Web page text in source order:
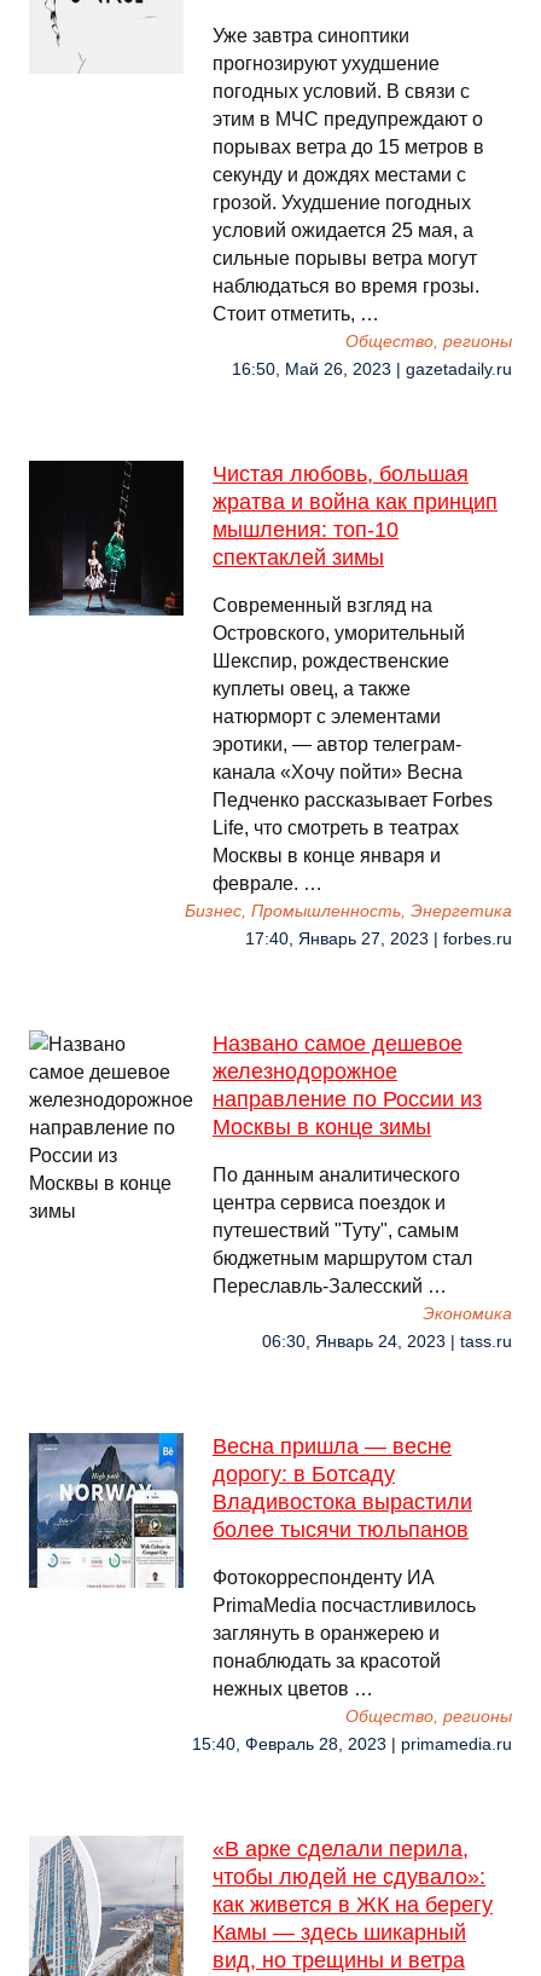
Уже завтра синоптики
прогнозируют ухудшение
погодных условий. В связи с
этим в МЧС предупреждают о
порывах ветра до 15 метров в
секунду и дождях местами с
грозой. Ухудшение погодных
условий ожидается 25 мая, а
сильные порывы ветра могут
наблюдаться во время грозы.
Стоит отметить, …
Общество, регионы
16:50, Май 26, 2023 | gazetadaily.ru
Чистая любовь, большая
жратва и война как принцип
мышления: топ-10
спектаклей зимы
Современный взгляд на
Островского, уморительный
Шекспир, рождественские
куплеты овец, а также
натюрморт с элементами
эротики, — автор телеграм-
канала «Хочу пойти» Весна
Педченко рассказывает Forbes
Life, что смотреть в театрах
Москвы в конце января и
феврале. …
Бизнес, Промышленность, Энергетика
17:40, Январь 27, 2023 | forbes.ru
Названо самое дешевое
железнодорожное
направление по России из
Москвы в конце зимы
По данным аналитического
центра сервиса поездок и
путешествий "Туту", самым
бюджетным маршрутом стал
Переславль-Залесский …
Экономика
06:30, Январь 24, 2023 | tass.ru
Весна пришла — весне
дорогу: в Ботсаду
Владивостока вырастили
более тысячи тюльпанов
Фотокорреспонденту ИА
PrimaMedia посчастливилось
заглянуть в оранжерею и
понаблюдать за красотой
нежных цветов …
Общество, регионы
15:40, Февраль 28, 2023 | primamedia.ru
«В арке сделали перила,
чтобы людей не сдувало»:
как живется в ЖК на берегу
Камы — здесь шикарный
вид, но трещины и ветра